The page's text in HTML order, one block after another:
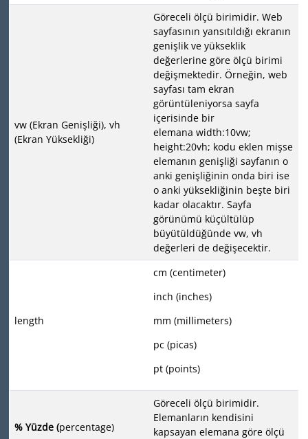
vw (Ekran Genişliği), vh
(Ekran Yüksekliği)
Göreceli ölçü birimidir. Web
sayfasının yansıtıldığı ekranın
genişlik ve yükseklik
değerlerine göre ölçü birimi
değişmektedir. Örneğin, web
sayfası tam ekran
görüntüleniyorsa sayfa
içerisinde bir
elemana width:10vw;
height:20vh; kodu eklen mişse
elemanın genişliği sayfanın o
anki genişliğinin onda biri ise
o anki yüksekliğinin beşte biri
kadar olacaktır. Sayfa
görünümü küçültülüp
büyütüldüğünde vw, vh
değerleri de değişecektir.
length
cm (centimeter)
inch (inches)
mm (millimeters)
pc (picas)
pt (points)
% Yüzde (percentage)
Göreceli ölçü birimidir.
Elemanların kendisini
kapsayan elemana göre ölçü